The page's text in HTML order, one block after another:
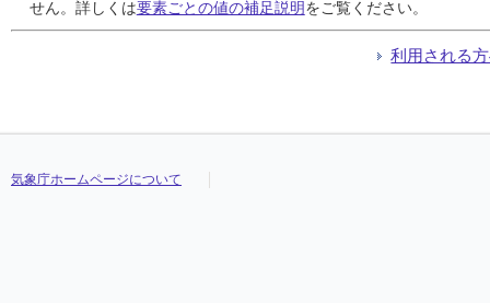
せん。詳しくは要素ごとの値の補足説明をご覧ください。
利用される
気象庁ホームページについて